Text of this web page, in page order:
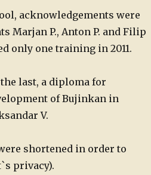
acknowledgements were
Marjan P., Anton P. and Filip
only one training in 2011.
last, a diploma for
of Bujinkan in
V.
shortened in order to
privacy).